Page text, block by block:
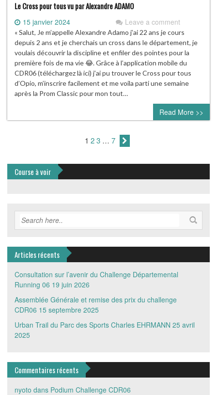
Le Cross pour tous vu par Alexandre ADAMO
15 janvier 2024 Leave a comment
« Salut, Je m’appelle Alexandre Adamo j’ai 22 ans je cours
depuis 2 ans et je cherchais un cross dans le département, je
voulais découvrir la discipline et enfiler des pointes pour la
première fois de ma vie 😂. Grâce à l’application mobile du
CDR06 (téléchargez là ici) j’ai pu trouver le Cross pour tous
d’Opio, m’inscrire facilement et me voila parti une semaine
après la Prom Classic pour mon tout…
Read More >>
1 23 … 7
Course à voir
Articles récents
Consultation sur l’avenir du Challenge Départemental
Running 06 19 juin 2026
Assemblée Générale et remise des prix du challenge
CDR06 15 septembre 2025
Urban Trail du Parc des Sports Charles EHRMANN 25 avril
2025
Commentaires récents
nyoto dans Podium Challenge CDR06